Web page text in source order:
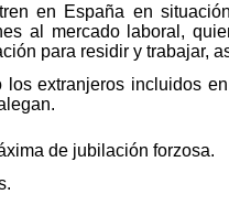
en España en
al mercado laboral,
para residir y trabajar,
extranjeros incluidos
de jubilación forzosa.